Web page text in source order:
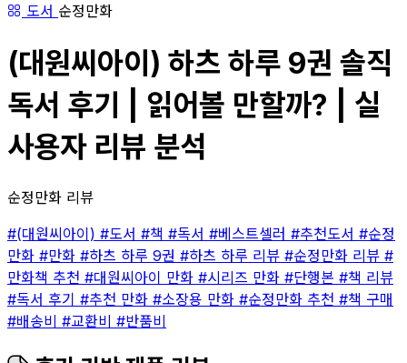
도서 순정만화
(대원씨아이) 하츠 하루 9권 솔직
독서 후기 | 읽어볼 만할까? | 실
사용자 리뷰 분석
순정만화 리뷰
#(대원씨아이) #도서 #책 #독서 #베스트셀러 #추천도서 #순정
만화 #만화 #하츠 하루 9권 #하츠 하루 리뷰 #순정만화 리뷰 #
만화책 추천 #대원씨아이 만화 #시리즈 만화 #단행본 #책 리뷰
#독서 후기 #추천 만화 #소장용 만화 #순정만화 추천 #책 구매
#배송비 #교환비 #반품비